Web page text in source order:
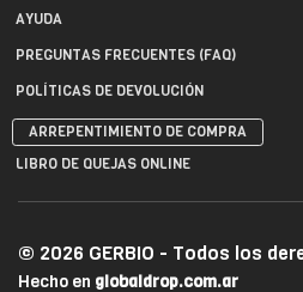
AYUDA
PREGUNTAS FRECUENTES (FAQ)
POLÍTICAS DE DEVOLUCIÓN
ARREPENTIMIENTO DE COMPRA
LIBRO DE QUEJAS ONLINE
© 2026 GERBIO - Todos los
Hecho en globaldrop.com.ar